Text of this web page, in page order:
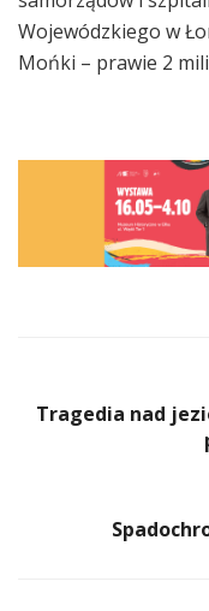
Wojewódzkiego w
Mońki – prawie 2
Tragedia nad